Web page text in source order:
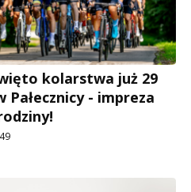
kolarstwa już 29
Pałecznicy - impreza